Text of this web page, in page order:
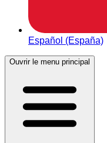
Español (España)
Ouvrir le menu principal